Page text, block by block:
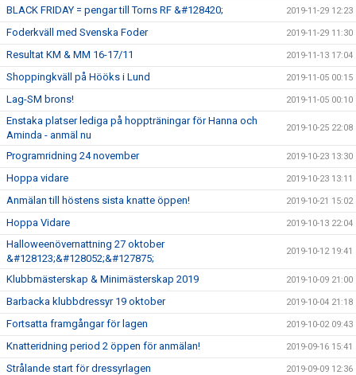
BLACK FRIDAY = pengar till Torns RF &#128420; 2019-11-29 12:23
Foderkväll med Svenska Foder 2019-11-29 11:30
Resultat KM & MM 16-17/11 2019-11-13 17:04
Shoppingkväll på Hööks i Lund 2019-11-05 00:15
Lag-SM brons! 2019-11-05 00:10
Enstaka platser lediga på hoppträningar för Hanna och
Aminda - anmäl nu
2019-10-25 22:08
Programridning 24 november 2019-10-23 13:30
Hoppa vidare 2019-10-23 13:11
Anmälan till höstens sista knatte öppen! 2019-10-21 15:02
Hoppa Vidare 2019-10-13 22:04
Halloweenövernattning 27 oktober
&#128123;&#128052;&#127875;
2019-10-12 19:41
Klubbmästerskap & Minimästerskap 2019 2019-10-09 21:00
Barbacka klubbdressyr 19 oktober 2019-10-04 21:18
Fortsatta framgångar för lagen 2019-10-02 09:43
Knatteridning period 2 öppen för anmälan! 2019-09-16 15:41
Strålande start för dressyrlagen 2019-09-09 12:36